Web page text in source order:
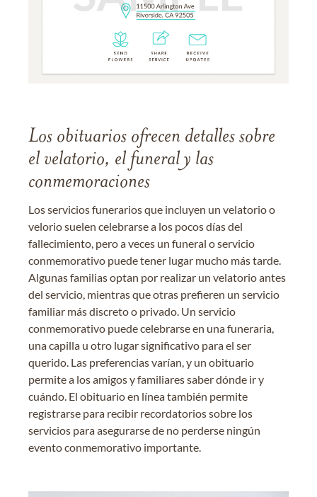
Los obituarios ofrecen detalles sobre
el velatorio, el funeral y las
conmemoraciones
Los servicios funerarios que incluyen un velatorio o
velorio suelen celebrarse a los pocos días del
fallecimiento, pero a veces un funeral o servicio
conmemorativo puede tener lugar mucho más tarde.
Algunas familias optan por realizar un velatorio antes
del servicio, mientras que otras prefieren un servicio
familiar más discreto o privado. Un servicio
conmemorativo puede celebrarse en una funeraria,
una capilla u otro lugar significativo para el ser
querido. Las preferencias varían, y un obituario
permite a los amigos y familiares saber dónde ir y
cuándo. El obituario en línea también permite
registrarse para recibir recordatorios sobre los
servicios para asegurarse de no perderse ningún
evento conmemorativo importante.